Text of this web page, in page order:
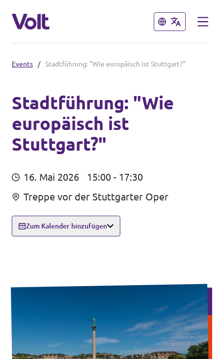
Schließen
Volt in Baden-Württemberg
Lokale Teams
Volt in Deutschland
Volt in deinem Bundesland
Volt Deutschland Merchandise Shop
Schließen
Programm
Über Volt
Menschen
Unsere Events
Deine Spende für Volt!
Jobs bei Volt
Events / Stadtführung: "Wie europäisch ist Stuttgart?"
Stadtführung: "Wie
europäisch ist
Stuttgart?"
16. Mai 2026
15:00 - 17:30
Treppe vor der Stuttgarter Oper
Zum Kalender hinzufügen